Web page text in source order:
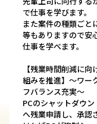
で仕事を学びます。
また案件の種類ごと
等もありますので安
仕事を学べます。
【残業時間削減に向
組みを推進】～ワー
フバランス充実～
PCのシャットダウ
へ残業申請し、承認